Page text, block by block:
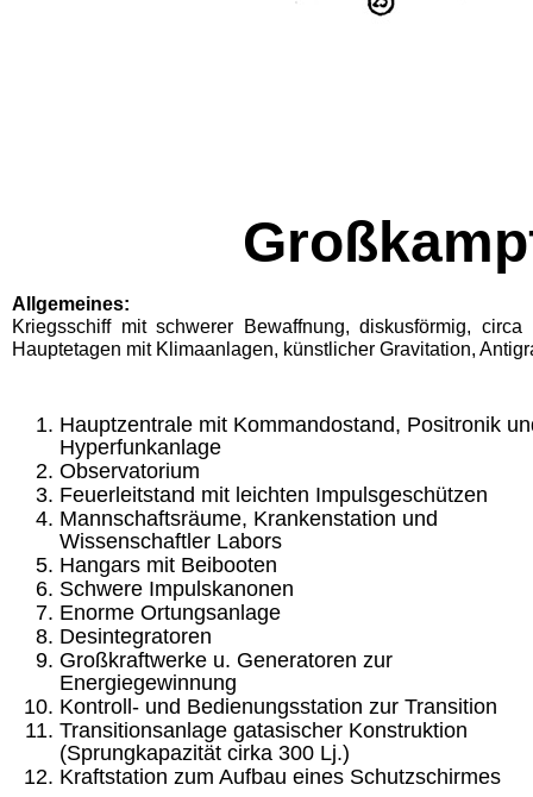
Allgemeines:
Kriegsschiff mit schwerer Bewaffnung, diskusförmig,
Hauptetagen mit Klimaanlagen, künstlicher Gravitation,
Hauptzentrale mit Kommandostand, Positronik
Hy­perfunkanlage
Observatorium
Feuerleitstand mit leichten Impulsgeschützen
Mannschaftsräume, Krankenstation und
Wissenschaftler La­bors
Hangars mit Beibooten
Schwere Impulskanonen
Enorme Ortungsanlage
Desintegratoren
Großkraftwerke u. Generatoren zur
Energiegewinnung
Kontroll- und Bedienungsstation zur Transition
Transitionsanlage gatasischer Konstruktion
(Sprungkapa­zität cirka 300 Lj.)
Kraftstation zum Aufbau eines Schutzschirmes